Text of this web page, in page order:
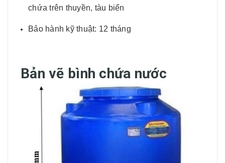
chứa trên thuyền, tàu biển
Bảo hành kỹ thuật: 12 tháng
Bản vẽ bình chứa nước